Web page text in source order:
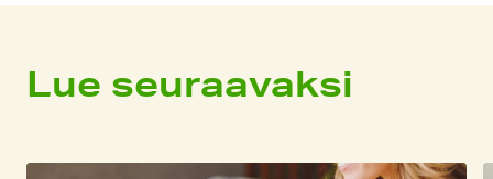
Lue seuraavaksi